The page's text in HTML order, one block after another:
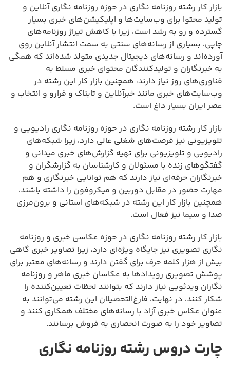
بازار کار رشته روزنامه نگاری در حوزه روزنامه نگاری آنلاین و
تولید محتوا برای وب‌سایت‌ها و اپلیکیشن‌های خبری بسیار
گسترده و رو به رشد است، زیرا با کاهش تیراژ روزنامه‌های
چاپی، بسیاری از رسانه‌های سنتی به سمت انتشار آنلاین روی
آورده‌اند و رسانه‌های دیجیتال جدیدی متولد شده‌اند که همگی
به خبرنگاران و تولیدکنندگان محتوای خبری مسلط به
فناوری‌های روز نیاز دارند، همچنین بازار کار این رشته در
وب‌سایت‌های خبری مانند خبرآنلاین و تابناک و فرارو و انتخاب و
عصر ایران بسیار داغ است.
بازار کار رشته روزنامه نگاری در حوزه روزنامه نگاری رادیویی و
تلویزیونی نیز فرصت‌های شغلی عالی دارد، زیرا شبکه‌های
رادیویی و تلویزیونی برای تهیه گزارش‌های خبری میدانی و
گفتگوهای زنده با مسئولان و کارشناسان به گزارشگران و
خبرنگاران حرفه‌ای نیاز دارند که هم توانایی خبرنگاری و هم
مهارت حضور در مقابل دوربین و میکروفون را داشته باشند،
همچنین بازار کار این رشته در شبکه‌های استانی و برون‌مرزی
صدا و سیما نیز فعال است.
بازار کار رشته روزنامه نگاری در حوزه عکاسی خبری و روزنامه
نگاری تصویری نیز جایگاه ویژه‌ای دارد، زیرا تصاویر خبری گاهی
بیش از هزار کلمه حرف برای گفتن دارند و رسانه‌های معتبر برای
پوشش تصویری رویدادها به عکاسان خبری ماهر و روزنامه
نگاران ویدئویی نیاز دارند که بتوانند لحظات تعیین‌کننده را
شکار کنند، در نهایت، فارغ‌التحصیلان این رشته می‌توانند به
عنوان عکاس خبری آزاد با رسانه‌های مختلف همکاری کنند و
تصاویر خود را به صورت انحصاری به فروش برسانند.
چارت دروس رشته روزنامه نگاری